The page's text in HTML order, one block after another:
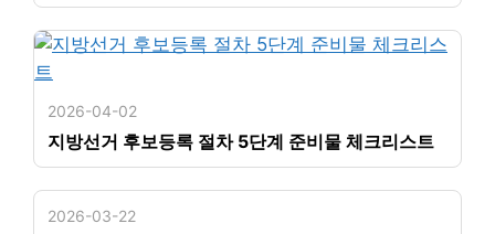
2026-04-02
지방선거 후보등록 절차 5단계 준비물 체크리스트
2026-03-22